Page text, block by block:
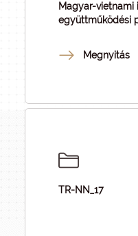
Magyar-
együttműködési
Megnyitás
TR-NN_17